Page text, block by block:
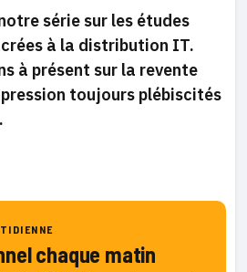
série sur les études
à la distribution IT.
à présent sur la revente
toujours plébiscités
chaque matin